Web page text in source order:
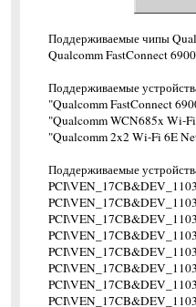
Поддерживаемые чипы
Qualcomm FastConnect
Поддерживаемые
"Qualcomm FastConnect
"Qualcomm WCN685x Wi-
"Qualcomm 2x2 Wi-Fi 6E
Поддерживаемые